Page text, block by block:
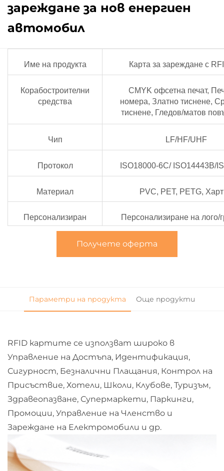
зареждане за нов енергиен
автомобил
Име на продукта Карта за зареждане с
Корабостроителни
средства
CMYK офсетна печат,
номера, Златно тиснене,
тиснене, Гледов/матов
Чип LF/HF/UHF
Протокол ISO18000-6C/ ISO14443B/
Материал PVC, PET, PETG,
Персонализиран Персонализиране на лого/
Получете оферта
Параметри на продукта Още продукти
RFID картите се използват широко в
Управление на Достъпа, Идентификация,
Сигурност, Безналични Плащания, Контрол на
Присъствие, Хотели, Школи, Клубове, Туризъм,
Здравеопазване, Супермаркети, Паркинги,
Промоции, Управление на Членство и
Зареждане на Електромобили и др.